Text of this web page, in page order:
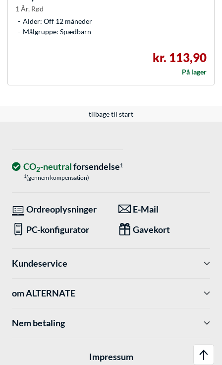
1 År, Rød
Alder: Off 12 måneder
Målgruppe: Spædbarn
kr. 113,90
På lager
tilbage til start
CO2-neutralforsendelse1
1(gennem kompensation)
Ordreoplysninger
E-Mail
PC-konfigurator
Gavekort
Kundeservice
om ALTERNATE
Nem betaling
Impressum